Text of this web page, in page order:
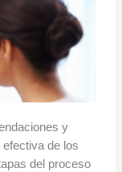
y
de los
del proceso